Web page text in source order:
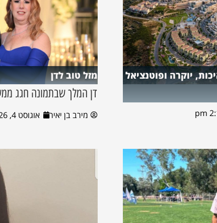
יוקרה ופוטנציאל
מזל טוב לדן
דן המלך שבתמונה חגג
מירב בן יאיר אוגוסט 4, 2026